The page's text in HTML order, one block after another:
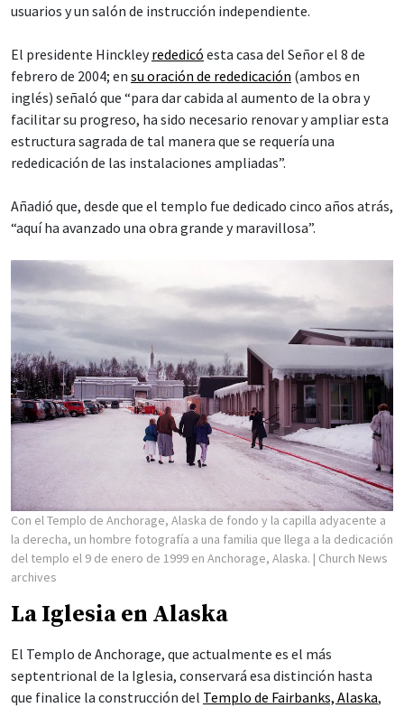
usuarios y un salón de instrucción independiente.
El presidente Hinckleyrededicó esta casa del Señor el 8 de
febrero de 2004; en su oración de rededicación (ambos en
inglés) señaló que “para dar cabida al aumento de la obra y
facilitar su progreso, ha sido necesario renovar y ampliar esta
estructura sagrada de tal manera que se requería una
rededicación de las instalaciones ampliadas”.
Añadió que, desde que el templo fue dedicado cinco años atrás,
“aquí ha avanzado una obra grande y maravillosa”.
Con el Templo de Anchorage, Alaska de fondo y la capilla adyacente a
la derecha, un hombre fotografía a una familia que llega a la dedicación
del templo el 9 de enero de 1999 en Anchorage, Alaska. | Church News
archives
La Iglesia en Alaska
El Templo de Anchorage, que actualmente es el más
septentrional de la Iglesia, conservará esa distinción hasta
que finalice la construcción del Templo de Fairbanks, Alaska,